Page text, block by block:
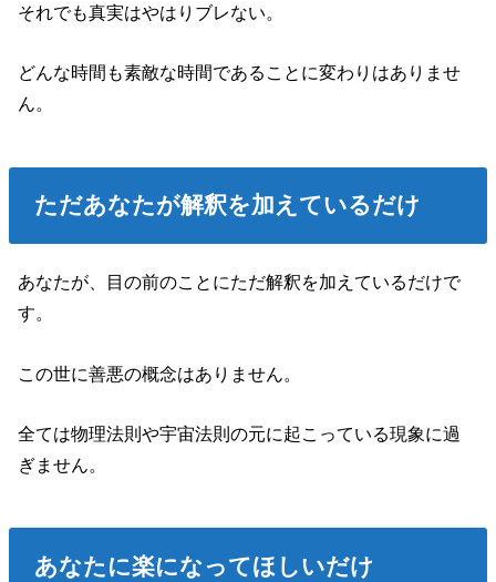
それでも真実はやはりブレない。
どんな時間も素敵な時間であることに変わりはありませ
ん。
ただあなたが解釈を加えているだけ
あなたが、目の前のことにただ解釈を加えているだけで
す。
この世に善悪の概念はありません。
全ては物理法則や宇宙法則の元に起こっている現象に過
ぎません。
あなたに楽になってほしいだけ